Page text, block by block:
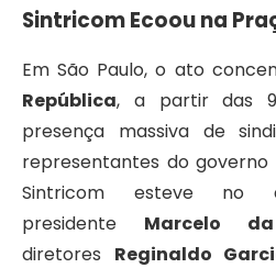
Sintricom Ecoou na
Em São Paulo, o ato
República, a partir das
presença massiva de
representantes do
Sintricom esteve no
presidente Marcelo
diretores Reginaldo